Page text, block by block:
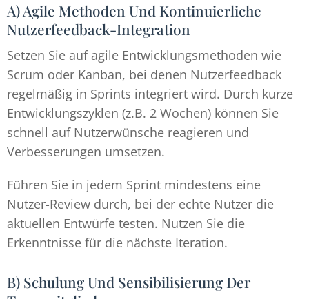
A) Agile Methoden Und Kontinuierliche
Nutzerfeedback-Integration
Setzen Sie auf agile Entwicklungsmethoden wie
Scrum oder Kanban, bei denen Nutzerfeedback
regelmäßig in Sprints integriert wird. Durch kurze
Entwicklungszyklen (z.B. 2 Wochen) können Sie
schnell auf Nutzerwünsche reagieren und
Verbesserungen umsetzen.
Führen Sie in jedem Sprint mindestens eine
Nutzer-Review durch, bei der echte Nutzer die
aktuellen Entwürfe testen. Nutzen Sie die
Erkenntnisse für die nächste Iteration.
B) Schulung Und Sensibilisierung Der